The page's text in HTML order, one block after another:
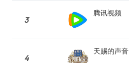
3
腾讯视频
4
天赐的声音